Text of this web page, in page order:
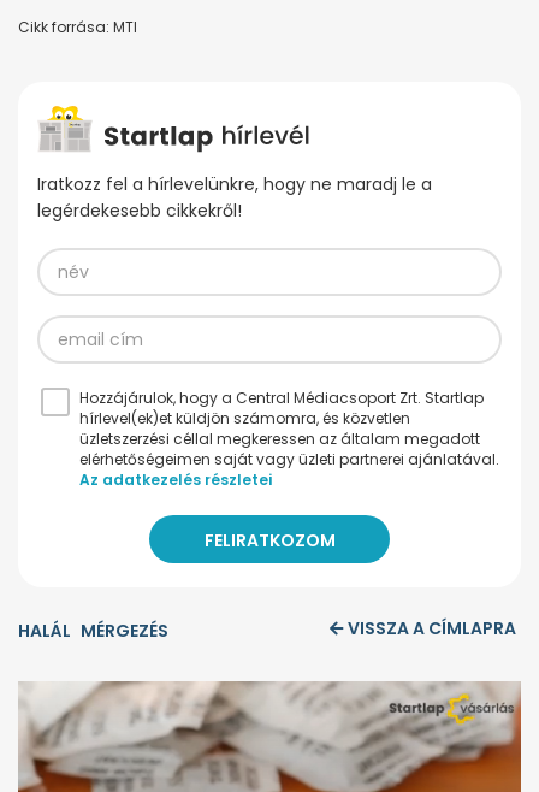
Cikk forrása: MTI
Iratkozz fel a hírlevelünkre, hogy ne maradj le a
legérdekesebb cikkekről!
Hozzájárulok, hogy a Central Médiacsoport Zrt. Startlap
hírlevel(ek)et küldjön számomra, és közvetlen
üzletszerzési céllal megkeressen az általam megadott
elérhetőségeimen saját vagy üzleti partnerei ajánlatával.
Az adatkezelés részletei
HALÁL MÉRGEZÉS VISSZA A CÍMLAPRA